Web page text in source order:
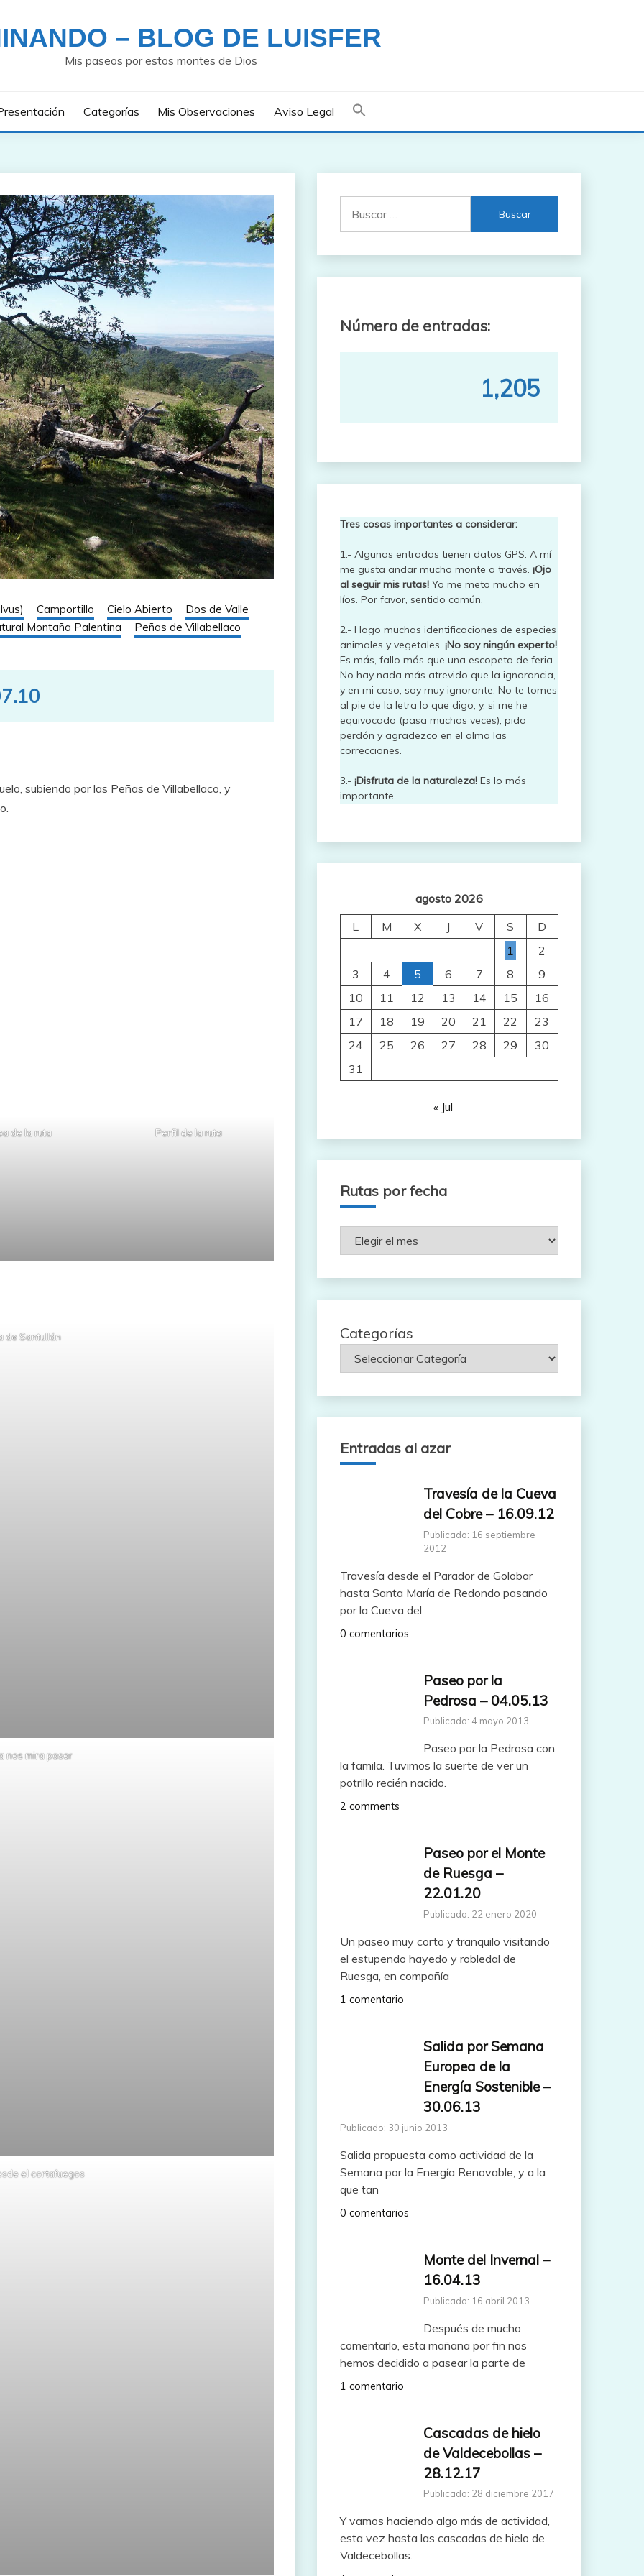
– BLOG DE LUISFER
Mis paseos por estos montes de Dios
Categorías Mis Observaciones Aviso Legal
Camportillo Cielo Abierto
Dos de Valle
Montaña Palentina
Peñas de Villabellaco
subiendo por las Peñas de Villabellaco, y
de la ruta Perfil de la ruta
de Santullán
nos mira pasar
el cortafuegos
Número de entradas:
1,205
Tres cosas importantes a considerar:
1.- Algunas entradas tienen datos GPS. A mí
me gusta andar mucho monte a través. ¡Ojo
al seguir mis rutas!Yo me meto mucho en
líos. Por favor, sentido común.
2.- Hago muchas identificaciones de especies
animales y vegetales. ¡No soy ningún experto!
Es más, fallo más que una escopeta de feria.
No hay nada más atrevido que la ignorancia,
y en mi caso, soy muy ignorante. No te tomes
al pie de la letra lo que digo, y, si me he
equivocado (pasa muchas veces), pido
perdón y agradezco en el alma las
correcciones.
3.- ¡Disfruta de la naturaleza!Es lo más
importante
agosto 2026
L
M X J V S
D
1
2
3
4 5 6 7 8
9
10
11 12 13 14 15
16
17
18 19 20 21 22
23
24
25 26 27 28 29
30
31
« Jul
Rutas por fecha
Rutas
Categorías
Entradas al azar
Travesía de la Cueva
del Cobre – 16.09.12
Publicado: 16 septiembre
2012
Travesía desde el Parador de Golobar
hasta Santa María de Redondo pasando
por la Cueva del
0 comentarios
Paseo por la
Pedrosa – 04.05.13
Publicado: 4 mayo 2013
Paseo por la Pedrosa con
la famila. Tuvimos la suerte de ver un
potrillo recién nacido.
2 comments
Paseo por el Monte
de Ruesga –
22.01.20
Publicado: 22 enero 2020
Un paseo muy corto y tranquilo visitando
el estupendo hayedo y robledal de
Ruesga, en compañía
1 comentario
Salida por Semana
Europea de la
Energía Sostenible –
30.06.13
Publicado: 30 junio 2013
Salida propuesta como actividad de la
Semana por la Energía Renovable, y a la
que tan
0 comentarios
Monte del Invernal –
16.04.13
Publicado: 16 abril 2013
Después de mucho
comentarlo, esta mañana por fin nos
hemos decidido a pasear la parte de
1 comentario
Cascadas de hielo
de Valdecebollas –
28.12.17
Publicado: 28 diciembre 2017
Y vamos haciendo algo más de actividad,
esta vez hasta las cascadas de hielo de
Valdecebollas.